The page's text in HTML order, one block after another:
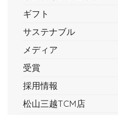
ギフト
サステナブル
メディア
受賞
採用情報
松山三越TCM店